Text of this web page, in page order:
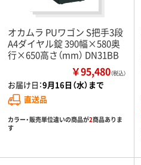
オカムラ PUワゴン S把手3段
A4ダイヤル錠 390幅×580奥
行×650高さ（mm） DN31BB
￥95,480（税込）
お届け日：9月16日（水）まで
直送品
カラー・販売単位違いの商品が2商品ありま
す